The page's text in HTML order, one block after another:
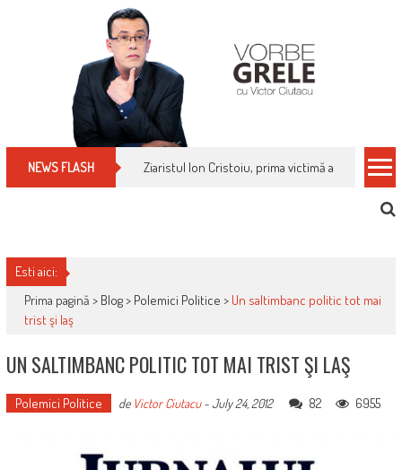
NEWS FLASH Cum îți schimbi, rapid, gratuit și eficient,
Esti aici:
Prima pagină > Blog> Polemici Politice > Un saltimbanc politic tot mai
trist şi laş
UN SALTIMBANC POLITIC TOT MAI TRIST ŞI LAŞ
Polemici Politice de Victor Ciutacu-July 24, 2012 82 6955